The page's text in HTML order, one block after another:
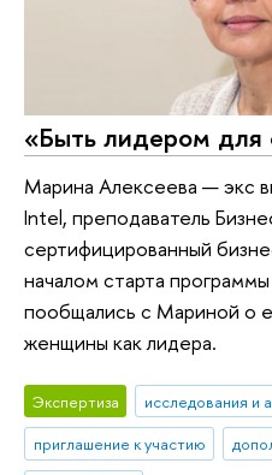
«Быть лидером для
Марина Алексеева — экс
Intel, преподаватель
сертифицированный
началом старта
пообщались с Мариной о
женщины как лидера.
Экспертиза
исследования и
приглашение к участию